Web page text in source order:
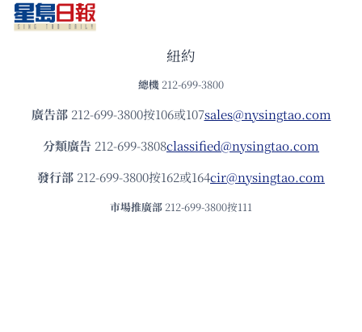
紐約
總機 212-699-3800
廣告部212-699-3800按106或107sales@nysingtao.com
分類廣告 212-699-3808classified@nysingtao.com
發⾏部 212-699-3800按162或164cir@nysingtao.com
市場推廣部 212-699-3800按111